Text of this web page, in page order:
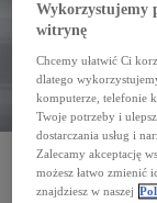
Toyota w swoich
wykorzystującą technologię
Wykorzystujemy
witrynę
Chcemy ułatwić Ci
dlatego
komputerze, telefonie
Twoje potrzeby i
dostarczania usług i
Zalecamy akceptację
możesz łatwo zmienić
znajdziesz w naszej